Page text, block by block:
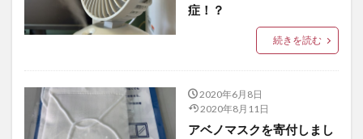
症！？
続きを読む
2020年6月8日
2020年8月11日
アベノマスクを寄付しまし